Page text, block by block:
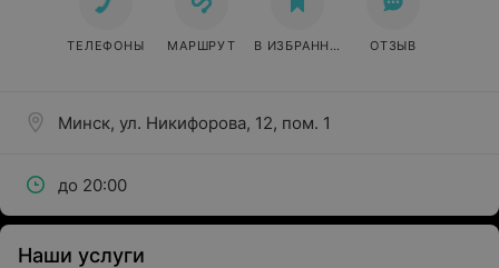
Минск, ул. Никифорова, 12, пом. 1
до 20:00
ТЕЛЕФОНЫ МАРШРУТ В ИЗБРАННОЕ ОТЗЫВ
Наши услуги